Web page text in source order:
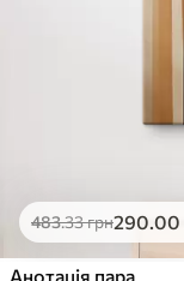
483.33грн290.00
Анотація пара